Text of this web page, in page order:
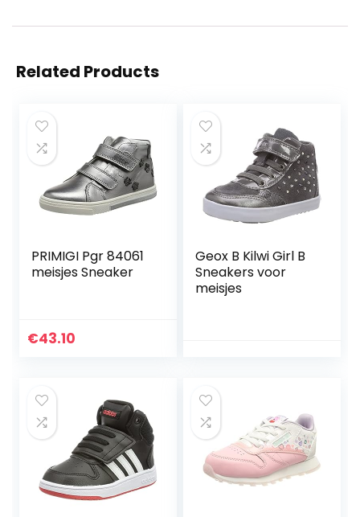
Related Products
PRIMIGI Pgr 84061
meisjes Sneaker
€43.10
Geox B Kilwi Girl B
Sneakers voor
meisjes